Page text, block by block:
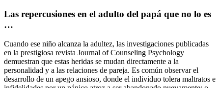
Las repercusiones en el adulto del papá que no lo es
…
Cuando ese niño alcanza la adultez, las investigaciones publicadas
en la prestigiosa revista Journal of Counseling Psychology
demuestran que estas heridas se mudan directamente a la
personalidad y a las relaciones de pareja. Es común observar el
desarrollo de un apego ansioso, donde el individuo tolera maltratos e